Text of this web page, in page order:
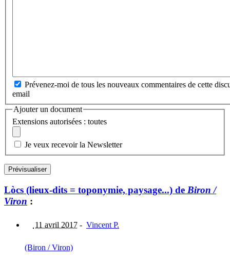
Prévenez-moi de tous les nouveaux commentaires de cette
email
Ajouter un document
Extensions autorisées : toutes
Je veux recevoir la Newsletter
Lòcs (lieux-dits = toponymie, paysage...) de Biron /
Viron :
11 avril 2017 - Vincent P.
(Biron / Viron)